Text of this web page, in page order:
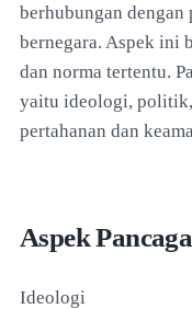
berhubungan dengan
bernegara. Aspek ini
dan norma tertentu.
yaitu ideologi,
pertahanan dan
Aspek
Ideologi